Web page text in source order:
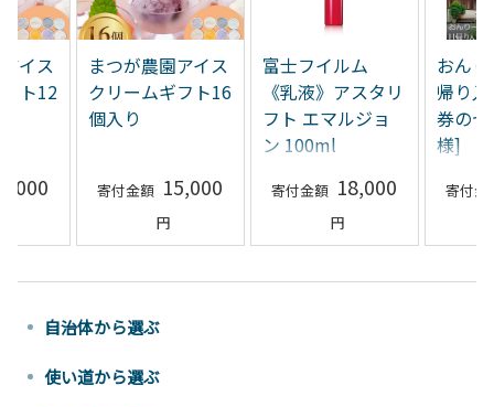
イス
ト12
まつが農園アイス
クリームギフト16
個入り
15,000
富士フイルム
《乳液》アスタリ
フト エマルジョ
ン 100ml
18,000
おん
帰り
券の
様]
自治体から選ぶ
使い道から選ぶ